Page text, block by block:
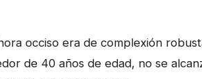
occiso era de complexión
de 40 años de edad, no se